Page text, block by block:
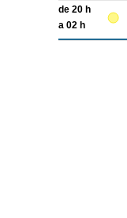
de 20 h
a 02 h